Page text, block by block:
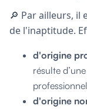
🔎 Par ailleurs,
de l'inaptitude.
d'origine
résulte
professionnel
d'origine